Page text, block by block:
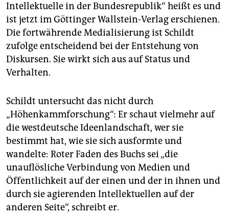
Intellektuelle in der Bundesrepublik“ heißt es und
ist jetzt im Göttinger Wallstein-Verlag erschienen.
Die fortwährende Medialisierung ist Schildt
zufolge entscheidend bei der Entstehung von
Diskursen. Sie wirkt sich aus auf Status und
Verhalten.
Schildt untersucht das nicht durch
„Höhenkammforschung“: Er schaut vielmehr auf
die westdeutsche Ideenlandschaft, wer sie
bestimmt hat, wie sie sich ausformte und
wandelte: Roter Faden des Buchs sei „die
unauflösliche Verbindung von Medien und
Öffentlichkeit auf der einen und der in ihnen und
durch sie agierenden Intellektuellen auf der
anderen Seite“, schreibt er.